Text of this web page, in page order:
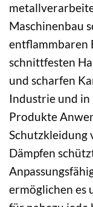
Maschinenbau
entflammbaren
schnittfesten
und scharfen
Industrie und in
Produkte
Schutzkleidung
Dämpfen
ermöglichen es